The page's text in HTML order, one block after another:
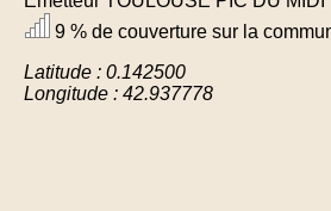
9 % de couverture sur la
Latitude : 0.142500
Longitude : 42.937778